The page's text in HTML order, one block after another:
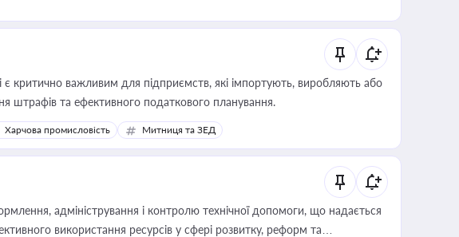
критично важливим для підприємств, які імпортують, виробляють або
штрафів та ефективного податкового планування.
Харчова промисловість Митниця та ЗЕД
адміністрування і контролю технічної допомоги, що надається
використання ресурсів у сфері розвитку, реформ та